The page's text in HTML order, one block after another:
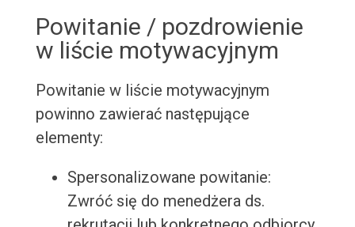
Powitanie / pozdrowienie
w liście motywacyjnym
Powitanie w liście motywacyjnym
powinno zawierać następujące
elementy:
Spersonalizowane powitanie:
Zwróć się do menedżera ds.